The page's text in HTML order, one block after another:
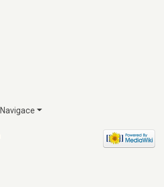
Navigace